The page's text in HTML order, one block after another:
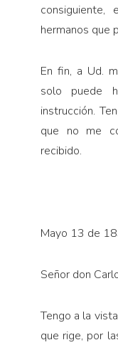
hermanos que
En fin, a Ud.
solo puede
instrucción.
que no me
recibido.
Mayo 13 de
Señor don
Tengo a la
que rige, por